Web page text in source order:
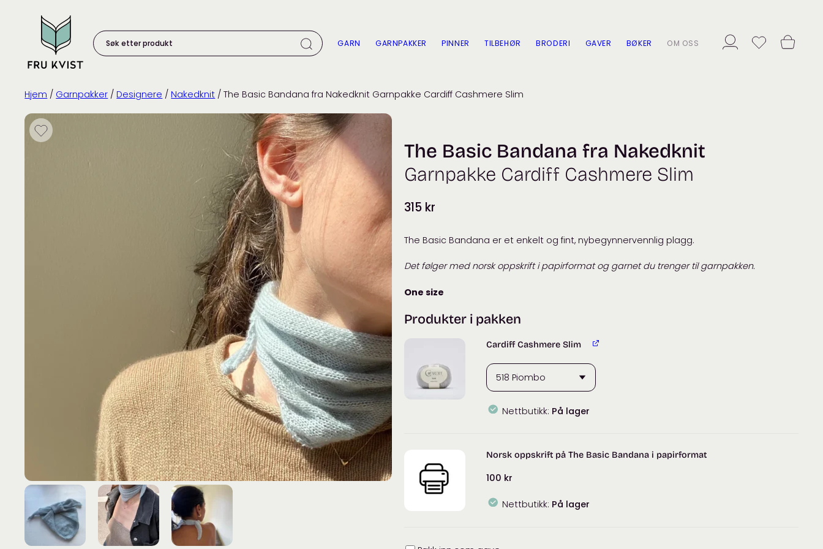
content
etter
produkt:
GARN GARNPAKKER PINNER TILBEHØR BRODERI GAVER BØKER OM OSS
Hjem / Garnpakker / Designere / Nakedknit / The Basic Bandana fra Nakedknit Garnpakke Cardiff Cashmere Slim
The Basic Bandana fra Nakedknit
Garnpakke Cardiff Cashmere Slim
315 kr
The Basic Bandana er et enkelt og fint, nybegynnervennlig plagg.
Det følger med norsk oppskrift i papirformat og garnet du trenger til garnpakken.
One size
Produkter i pakken
Cardiff Cashmere Slim
Nettbutikk: På lager
Norsk oppskrift på The Basic Bandana i papirformat
100 kr
Nettbutikk: På lager